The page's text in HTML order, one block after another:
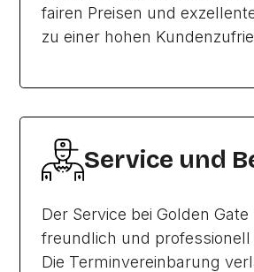
fairen Preisen und
zu einer hohen
Service und
Der Service bei Golden
freundlich und professionell
Die Terminvereinbarung